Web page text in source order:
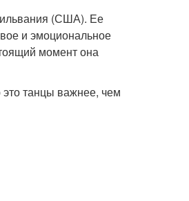
(США). Ее
и эмоциональное
момент она
танцы важнее, чем